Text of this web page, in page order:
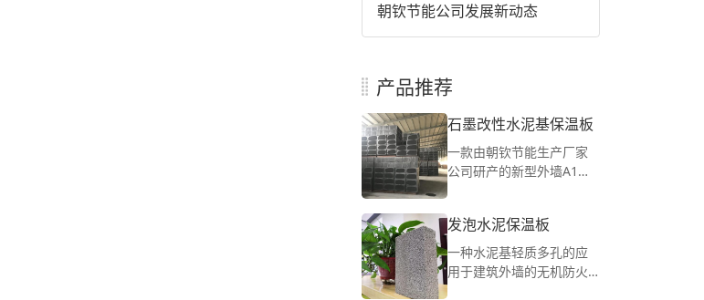
朝钦节能公司发展新动态
产品推荐
石墨改性水泥基保温板
一款由朝钦节能生产厂家
公司研产的新型外墙A1级
防火保温材料，适用于建
建筑自保温冷热桥处理、
外墙保温系统防火隔高
带、建筑结构保温一体
化、屋面保温及防火系
发泡水泥保温板
一种水泥基轻质多孔的应
用于建筑外墙的无机防火
保温板，其燃烧性能为A1